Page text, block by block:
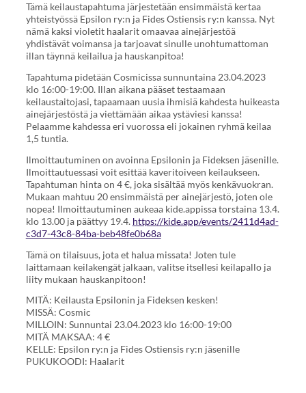
Tämä keilaustapahtuma järjestetään ensimmäistä kertaa
yhteistyössä Epsilon ry:n ja Fides Ostiensis ry:n kanssa. Nyt
nämä kaksi violetit haalarit omaavaa ainejärjestöä
yhdistävät voimansa ja tarjoavat sinulle unohtumattoman
illan täynnä keilailua ja hauskanpitoa!
Tapahtuma pidetään Cosmicissa sunnuntaina 23.04.2023
klo 16:00-19:00. Illan aikana pääset testaamaan
keilaustaitojasi, tapaamaan uusia ihmisiä kahdesta huikeasta
ainejärjestöstä ja viettämään aikaa ystäviesi kanssa!
Pelaamme kahdessa eri vuorossa eli jokainen ryhmä keilaa
1,5 tuntia.
Ilmoittautuminen on avoinna Epsilonin ja Fideksen jäsenille.
Ilmoittautuessasi voit esittää kaveritoiveen keilaukseen.
Tapahtuman hinta on 4 €, joka sisältää myös kenkävuokran.
Mukaan mahtuu 20 ensimmäistä per ainejärjestö, joten ole
nopea! Ilmoittautuminen aukeaa kide.appissa torstaina 13.4.
klo 13.00 ja päättyy 19.4. https://kide.app/events/2411d4ad-
c3d7-43c8-84ba-beb48fe0b68a
Tämä on tilaisuus, jota et halua missata! Joten tule
laittamaan keilakengät jalkaan, valitse itsellesi keilapallo ja
liity mukaan hauskanpitoon!
MITÄ: Keilausta Epsilonin ja Fideksen kesken!
MISSÄ: Cosmic
MILLOIN: Sunnuntai 23.04.2023 klo 16:00-19:00
MITÄ MAKSAA: 4 €
KELLE: Epsilon ry:n ja Fides Ostiensis ry:n jäsenille
PUKUKOODI: Haalarit